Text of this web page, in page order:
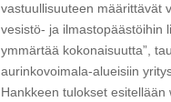
vastuullisuuteen määrittävät
vesistö- ja ilmastopäästöihin
ymmärtää kokonaisuutta”,
aurinkovoimala-alueisiin
Hankkeen tulokset